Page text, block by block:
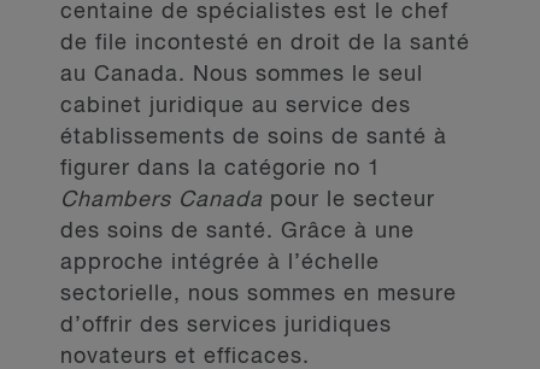
centaine de spécialistes est le chef
de file incontesté en droit de la santé
au Canada. Nous sommes le seul
cabinet juridique au service des
établissements de soins de santé à
figurer dans la catégorie no 1
Chambers Canada pour le secteur
des soins de santé. Grâce à une
approche intégrée à l’échelle
sectorielle, nous sommes en mesure
d’offrir des services juridiques
novateurs et efficaces.